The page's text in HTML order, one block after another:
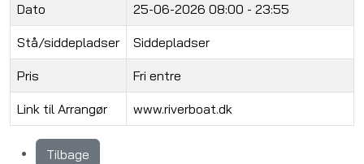
Dato 25-06-2026 08:00 - 23:55
Stå/siddepladser Siddepladser
Pris Fri entre
Link til Arrangør www.riverboat.dk
Tilbage